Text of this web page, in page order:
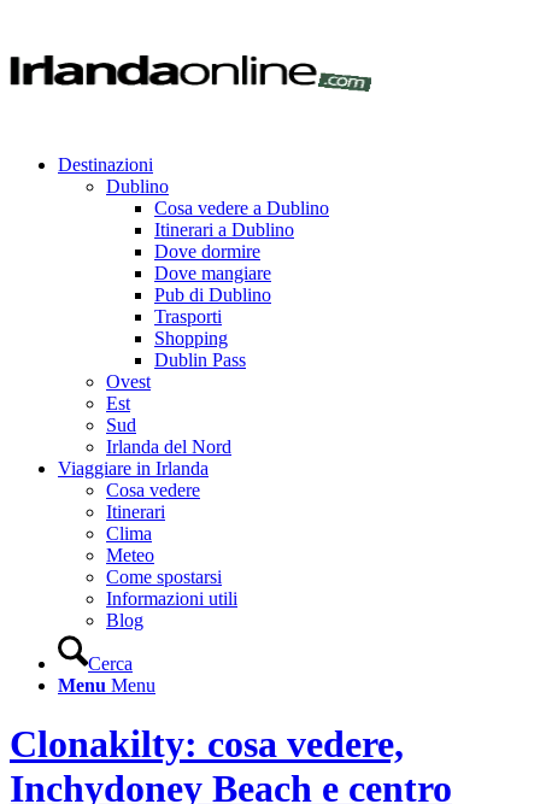
Destinazioni
Dublino
Cosa vedere a Dublino
Itinerari a Dublino
Dove dormire
Dove mangiare
Pub di Dublino
Trasporti
Shopping
Dublin Pass
Ovest
Est
Sud
Irlanda del Nord
Viaggiare in Irlanda
Cosa vedere
Itinerari
Clima
Meteo
Come spostarsi
Informazioni utili
Blog
Cerca
Menu Menu
Clonakilty: cosa vedere,
Inchydoney Beach e centro